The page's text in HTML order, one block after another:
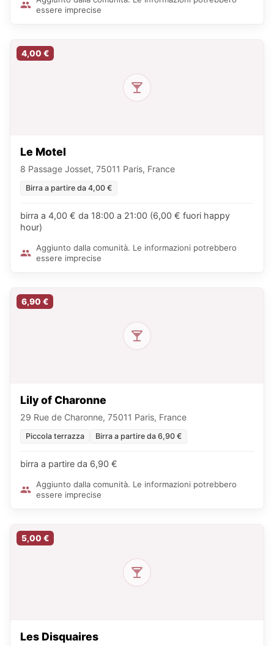
essere imprecise
4,00 €
Le Motel
8 Passage Josset, 75011 Paris, France
Birra a partire da 4,00 €
birra a 4,00 € da 18:00 a 21:00 (6,00 € fuori happy
hour)
Aggiunto dalla comunità. Le informazioni potrebbero
essere imprecise
6,90 €
Lily of Charonne
29 Rue de Charonne, 75011 Paris, France
Piccola terrazza Birra a partire da 6,90 €
birra a partire da 6,90 €
Aggiunto dalla comunità. Le informazioni potrebbero
essere imprecise
5,00 €
Les Disquaires